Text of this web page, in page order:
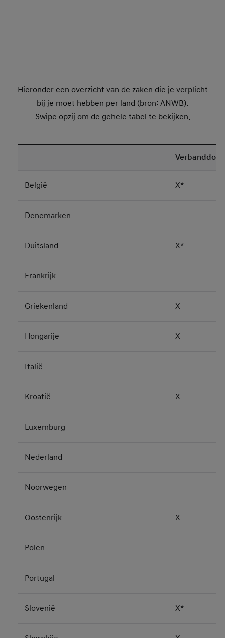
Hieronder een overzicht van de zaken die je verplicht
bij je moet hebben per land (bron: ANWB).
Swipe opzij om de gehele tabel te bekijken.
Verbanddoos
België X*
Denemarken
Duitsland X*
Frankrijk
Griekenland X
Hongarije X
Italië
Kroatië X
Luxemburg
Nederland
Noorwegen
Oostenrijk X
Polen
Portugal
Slovenië X*